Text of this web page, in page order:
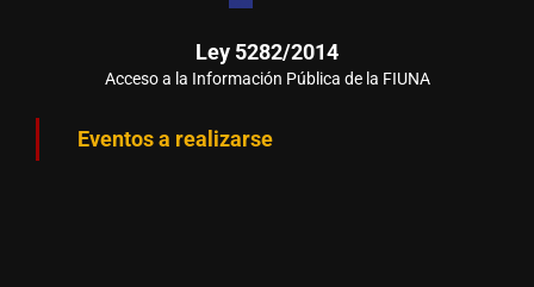
Ley 5282/2014
Acceso a la Información Pública de la FIUNA
Eventos a realizarse